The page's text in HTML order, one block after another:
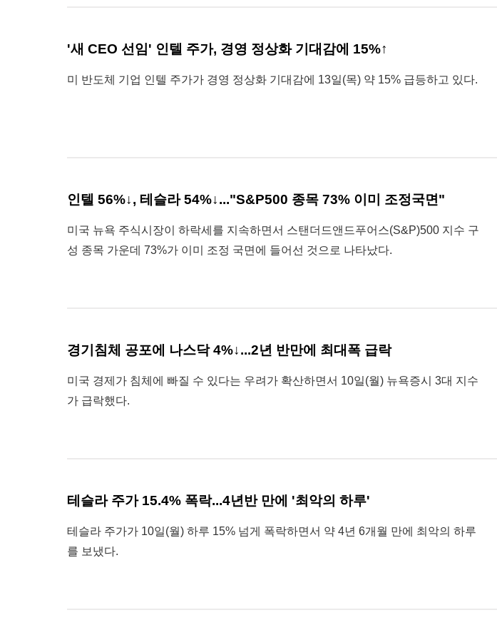
'새 CEO 선임' 인텔 주가, 경영 정상화 기대감에 15%↑
미 반도체 기업 인텔 주가가 경영 정상화 기대감에 13일(목) 약 15% 급등하고 있다.
인텔 56%↓, 테슬라 54%↓..."S&P500 종목 73% 이미 조정국면"
미국 뉴욕 주식시장이 하락세를 지속하면서 스탠더드앤드푸어스(S&P)500 지수 구
성 종목 가운데 73%가 이미 조정 국면에 들어선 것으로 나타났다.
경기침체 공포에 나스닥 4%↓...2년 반만에 최대폭 급락
미국 경제가 침체에 빠질 수 있다는 우려가 확산하면서 10일(월) 뉴욕증시 3대 지수
가 급락했다.
테슬라 주가 15.4% 폭락...4년반 만에 '최악의 하루'
테슬라 주가가 10일(월) 하루 15% 넘게 폭락하면서 약 4년 6개월 만에 최악의 하루
를 보냈다.